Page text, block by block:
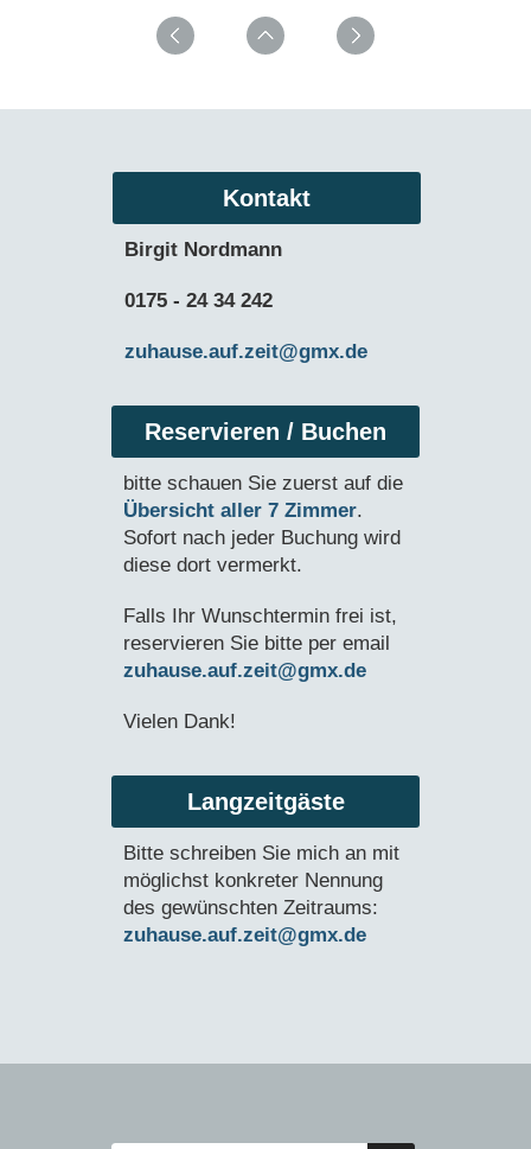
Kontakt
Birgit Nordmann
0175 - 24 34 242
zuhause.auf.zeit@gmx.de
Reservieren / Buchen
bitte schauen Sie zuerst auf die
Übersicht aller 7 Zimmer.
Sofort nach jeder Buchung wird
diese dort vermerkt.
Falls Ihr Wunschtermin frei ist,
reservieren Sie bitte per email
zuhause.auf.zeit@gmx.de
Vielen Dank!
Langzeitgäste
Bitte schreiben Sie mich an mit
möglichst konkreter Nennung
des gewünschten Zeitraums:
zuhause.auf.zeit@gmx.de